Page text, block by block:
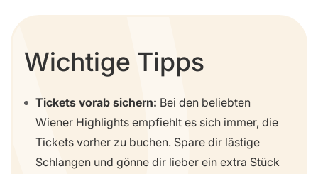
Wichtige Tipps
Tickets vorab sichern: Bei den beliebten
Wiener Highlights empfiehlt es sich immer, die
Tickets vorher zu buchen. Spare dir lästige
Schlangen und gönne dir lieber ein extra Stück